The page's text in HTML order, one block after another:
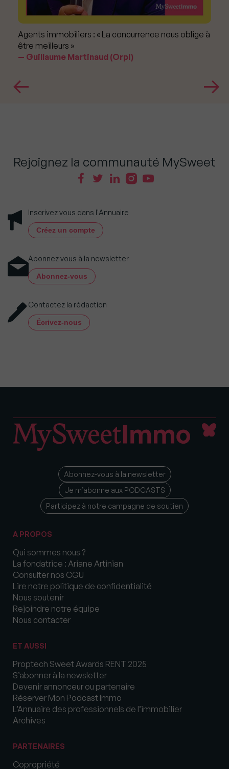
Agents immobiliers : « La concurrence nous oblige à
être meilleurs »
Guillaume Martinaud (Orpi)
Rejoignez la communauté MySweet
Inscrivez vous dans l'Annuaire
Créez un compte
Abonnez vous à la newsletter
Abonnez-vous
Contactez la rédaction
Écrivez-nous
Abonnez-vous à la newsletter
Je m’abonne aux PODCASTS
Participez à notre campagne de soutien
A PROPOS
Qui sommes nous ?
La fondatrice : Ariane Artinian
Consulter nos CGU
Lire notre politique de confidentialité
Nous soutenir
Rejoindre notre équipe
Nous contacter
ET AUSSI
Proptech Sweet Awards RENT 2025
S’abonner à la newsletter
Devenir annonceur ou partenaire
Réserver Mon Podcast Immo
L’Annuaire des professionnels de l’immobilier
Archives
PARTENAIRES
Copropriété